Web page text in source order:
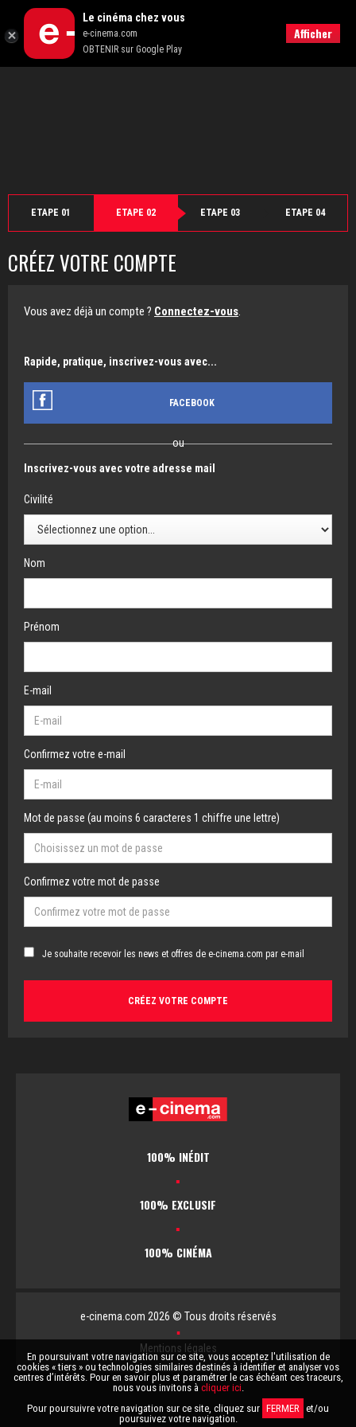
En poursuivant votre navigation sur ce site, vous acceptez l'utilisation de
cookies « tiers » ou technologies similaires destinés à identifier et analyser vos
centres d’intérêts. Pour en savoir plus et paramétrer le cas échéant ces traceurs,
nous vous invitons à cliquer ici.
Pour poursuivre votre navigation sur ce site, cliquez sur FERMER et/ou
poursuivez votre navigation.
ETAPE 01 ETAPE 02 ETAPE 03 ETAPE 04
CRÉEZ VOTRE COMPTE
Vous avez déjà un compte ? Connectez-vous.
Rapide, pratique, inscrivez-vous avec...
FACEBOOK
ou
Inscrivez-vous avec votre adresse mail
Civilité
Nom
Prénom
E-mail
Confirmez votre e-mail
Mot de passe (au moins 6 caracteres 1 chiffre une lettre)
Confirmez votre mot de passe
Je souhaite recevoir les news et offres de e-cinema.com par e-mail
100% INÉDIT
▪
100% EXCLUSIF
▪
100% CINÉMA
e-cinema.com 2026 © Tous droits réservés
▪
Mentions légales
Retour Le cinéma chez vous
e-cinema.com
OBTENIR sur Google Play
Afficher